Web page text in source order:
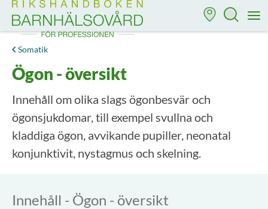
Till startsidan för Rikshandboken i barnhälsovård
Somatik
Ögon - översikt
Innehåll om olika slags ögonbesvär och
ögonsjukdomar, till exempel svullna och
kladdiga ögon, avvikande pupiller, neonatal
konjunktivit, nystagmus och skelning.
Innehåll - Ögon - översikt